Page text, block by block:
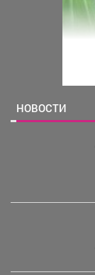
НОВОСТИ